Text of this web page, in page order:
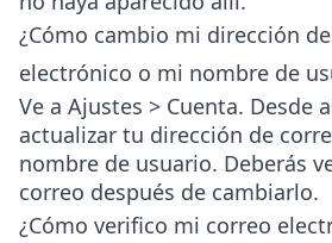
¿Cómo cambio mi dirección
electrónico o mi nombre de
Ve a Ajustes > Cuenta. Desde
actualizar tu dirección de
nombre de usuario. Deberás
correo después de cambiarlo.
¿Cómo verifico mi correo